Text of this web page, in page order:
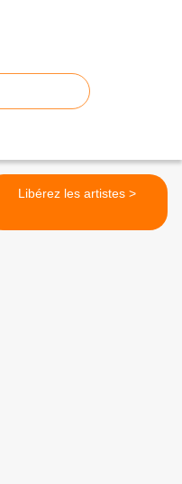
Libérez les artistes >